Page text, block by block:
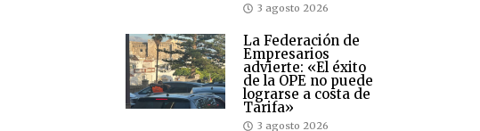
3 agosto 2026
La Federación de
Empresarios
advierte: «El éxito
de la OPE no puede
lograrse a costa de
Tarifa»
3 agosto 2026